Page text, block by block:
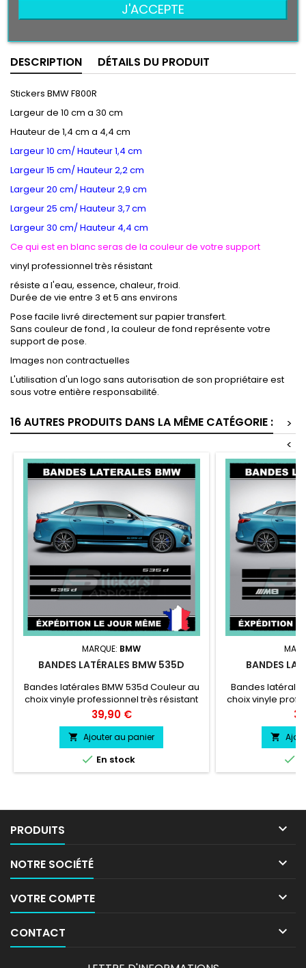
DESCRIPTION DÉTAILS DU PRODUIT
Stickers BMW F800R
Largeur de 10 cm a 30 cm
Hauteur de 1,4 cm a 4,4 cm
Largeur 10 cm/ Hauteur 1,4 cm
Largeur 15 cm/ Hauteur 2,2 cm
Largeur 20 cm/ Hauteur 2,9 cm
Largeur 25 cm/ Hauteur 3,7 cm
Largeur 30 cm/ Hauteur 4,4 cm
Ce qui est en blanc seras de la couleur de votre support
vinyl professionnel très résistant
résiste a l'eau, essence, chaleur, froid.
Durée de vie entre 3 et 5 ans environs
Pose facile livré directement sur papier transfert.
Sans couleur de fond , la couleur de fond représente votre
support de pose.
Images non contractuelles
L'utilisation d'un logo sans autorisation de son propriétaire est
sous votre entière responsabilité.
16 AUTRES PRODUITS DANS LA MÊME CATÉGORIE :
>
<
MARQUE: BMW
BANDES LATÉRALES BMW 535D
Bandes latérales BMW 535d Couleur au
choix vinyle professionnel très résistant
Prix
39,90 €
 Ajouter au panier
 En stock
BANDES
Bandes
choix vinyle


PRODUITS 
NOTRE SOCIÉTÉ 
VOTRE COMPTE 
CONTACT 
J'ACCEPTE